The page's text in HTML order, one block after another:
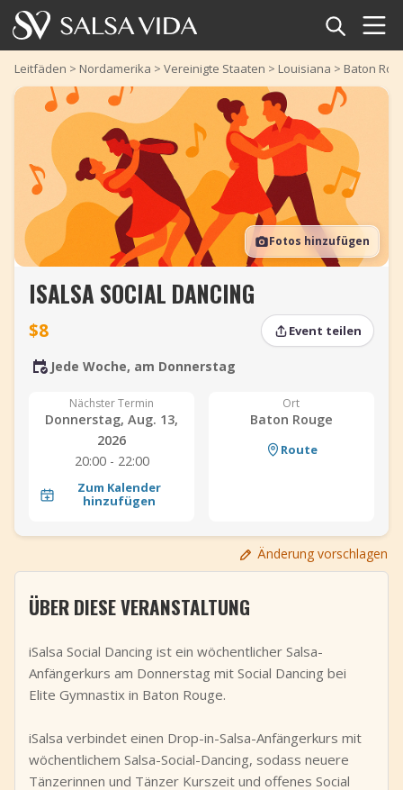
Startseite
Veranstaltungen
Nachrichten
Artikel
Videos
Salsa-Begriffe
Shop
TuneTempo
Event hinzufügen
Leitfäden > Nordamerika > Vereinigte Staaten > Louisiana > Baton
Fotos hinzufügen
ISALSA SOCIAL DANCING
$8 Event teilen
Jede Woche, am Donnerstag
Nächster Termin
Donnerstag, Aug. 13,
2026
20:00 - 22:00
Zum Kalender
hinzufügen
Ort
Baton Rouge
Route
Änderung vorschlagen
ÜBER DIESE VERANSTALTUNG
iSalsa Social Dancing ist ein wöchentlicher Salsa-
Anfängerkurs am Donnerstag mit Social Dancing bei
Elite Gymnastix in Baton Rouge.
iSalsa verbindet einen Drop-in-Salsa-Anfängerkurs mit
wöchentlichem Salsa-Social-Dancing, sodass neuere
Tänzerinnen und Tänzer Kurszeit und offenes Social